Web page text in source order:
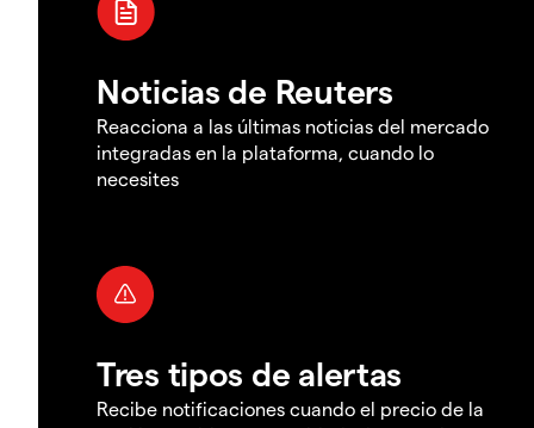
Noticias de Reuters
Reacciona a las últimas noticias del mercado
integradas en la plataforma, cuando lo
necesites
Tres tipos de alertas
Recibe notificaciones cuando el precio de la